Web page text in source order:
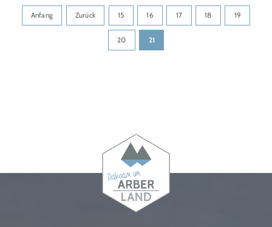
Anfang Zurück 15 16 17 18 19
20 21